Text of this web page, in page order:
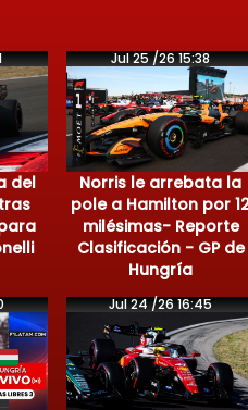
del
Jul 25 /26 15:38
Norris le arrebata la
pole a Hamilton por
milésimas- Reporte
Clasificación - GP de
Hungría
Jul 24 /26 16:45